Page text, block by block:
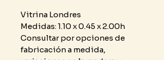
Vitrina Londres
Medidas: 1.10 x 0.45 x 2.00h
Consultar por opciones de
fabricación a medida,